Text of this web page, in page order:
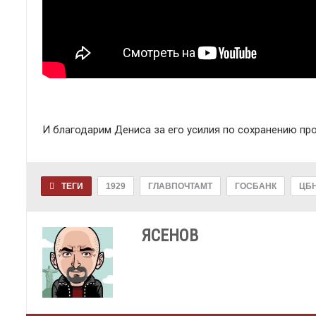
И благодарим Дениса за его усилия по сохранению
ТЕГИ 1929 ГЛАВПОЧТАМТ ГОСБАНК
ЯСЕНОВ